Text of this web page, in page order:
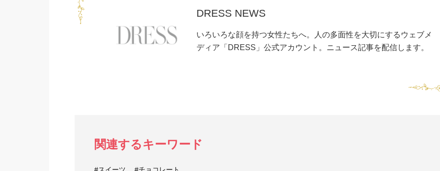
DRESS NEWS
いろいろな顔を持つ女性たちへ。人の多面性を大切にするウェブメ
ディア「DRESS」公式アカウント。ニュース記事を配信します。
関連するキーワード